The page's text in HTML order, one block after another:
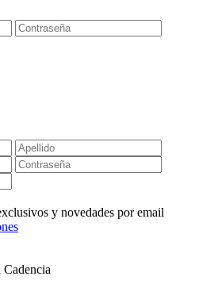
y novedades por email